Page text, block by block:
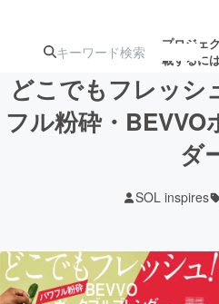
プロジェ
載するに
注目の新着プロ
テクノロジー・ガジェ
どこでもフレッシ
フル粉砕・
ダ
SOL inspires